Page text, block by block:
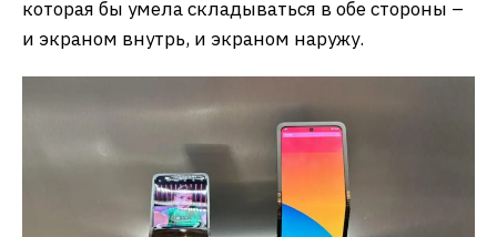
которая бы умела складываться в обе стороны –
и экраном внутрь, и экраном наружу.